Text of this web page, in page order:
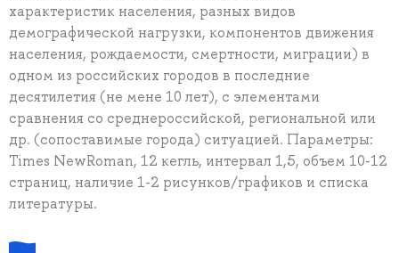
характеристик населения, разных видов
демографической нагрузки, компонентов движения
населения, рождаемости, смертности, миграции) в
одном из российских городов в последние
десятилетия (не мене 10 лет), с элементами
сравнения со среднероссийской, региональной или
др. (сопоставимые города) ситуацией. Параметры:
Times NewRoman, 12 кегль, интервал 1,5, объем 10-12
страниц, наличие 1-2 рисунков/графиков и списка
литературы.